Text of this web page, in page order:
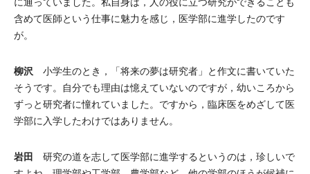
含めて医師という仕事に魅力を感じ，医学部に進学したのです
が。
柳沢 小学生のとき，「将来の夢は研究者」と作文に書いていた
そうです。自分でも理由は憶えていないのですが，幼いころから
ずっと研究者に憧れていました。ですから，臨床医をめざして医
学部に入学したわけではありません。
岩田 研究の道を志して医学部に進学するというのは，珍しいで